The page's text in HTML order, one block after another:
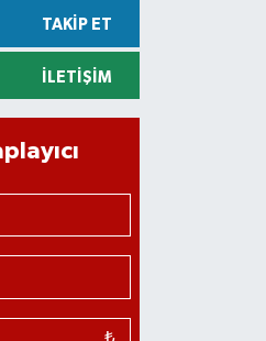
TAKIP ET
İLETIŞIM